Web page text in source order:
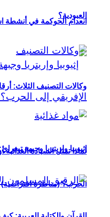
العبودية؟
إثيوبيا وإريتريا وجبهة
الحرب؟ (مناظرة افتراضية)
انعدام الحوكمة في أنشطة
وكالات التصنيف الثلاث:
لماذا تمثل السيادة الغذائية